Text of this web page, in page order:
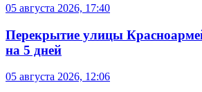
05 августа 2026, 17:40
Перекрытие улицы
на 5 дней
05 августа 2026, 12:06